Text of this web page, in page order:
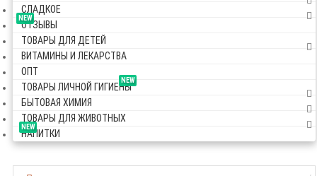
СЛАДКОЕ
NEW
ОТЗЫВЫ
ТОВАРЫ ДЛЯ ДЕТЕЙ
ВИТАМИНЫ И ЛЕКАРСТВА
ОПТ
NEW
ТОВАРЫ ЛИЧНОЙ ГИГИЕНЫ
БЫТОВАЯ ХИМИЯ
ТОВАРЫ ДЛЯ ЖИВОТНЫХ
NEW
НАПИТКИ